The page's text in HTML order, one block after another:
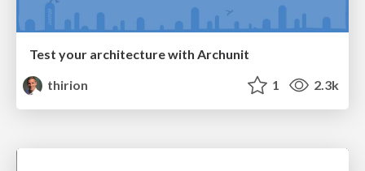
Test your architecture with Archunit
thirion
1 2.3k